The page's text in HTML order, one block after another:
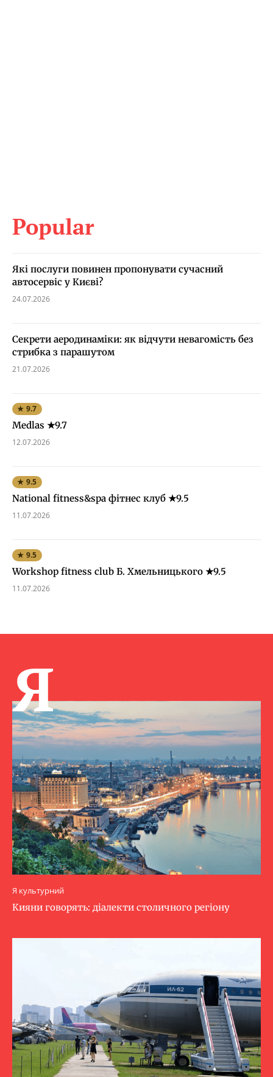
Popular
Які послуги повинен пропонувати сучасний
автосервіс у Києві?
24.07.2026
Секрети аеродинаміки: як відчути невагомість без
стрибка з парашутом
21.07.2026
★ 9.7
Medlas ★9.7
12.07.2026
★ 9.5
National fitness&spa фітнес клуб ★9.5
11.07.2026
★ 9.5
Workshop fitness club Б. Хмельницького ★9.5
11.07.2026
Я
Я культурний
Кияни говорять: діалекти столичного регіону